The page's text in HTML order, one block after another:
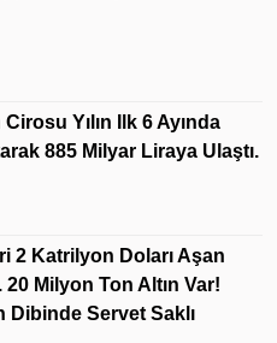
Yılın Ilk 6 Ayında
885 Milyar Liraya Ulaştı.
2 Katrilyon Doları Aşan
20 Milyon Ton Altın Var!
Dibinde Servet Saklı